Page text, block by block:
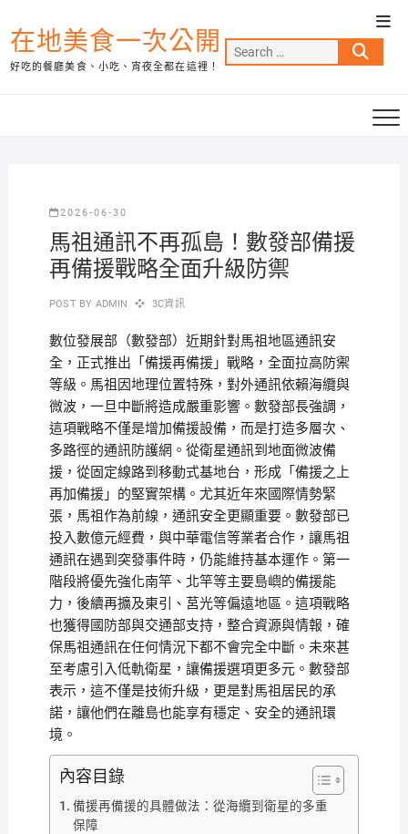
to
content
在地美食一次公開
好吃的餐廳美食、小吃、宵夜全都在這裡！
Search
…
2026-06-30
馬祖通訊不再孤島！數發部備援
再備援戰略全面升級防禦
POST BY ADMIN 3C資訊
數位發展部（數發部）近期針對馬祖地區通訊安
全，正式推出「備援再備援」戰略，全面拉高防禦
等級。馬祖因地理位置特殊，對外通訊依賴海纜與
微波，一旦中斷將造成嚴重影響。數發部長強調，
這項戰略不僅是增加備援設備，而是打造多層次、
多路徑的通訊防護網。從衛星通訊到地面微波備
援，從固定線路到移動式基地台，形成「備援之上
再加備援」的堅實架構。尤其近年來國際情勢緊
張，馬祖作為前線，通訊安全更顯重要。數發部已
投入數億元經費，與中華電信等業者合作，讓馬祖
通訊在遇到突發事件時，仍能維持基本運作。第一
階段將優先強化南竿、北竿等主要島嶼的備援能
力，後續再擴及東引、莒光等偏遠地區。這項戰略
也獲得國防部與交通部支持，整合資源與情報，確
保馬祖通訊在任何情況下都不會完全中斷。未來甚
至考慮引入低軌衛星，讓備援選項更多元。數發部
表示，這不僅是技術升級，更是對馬祖居民的承
諾，讓他們在離島也能享有穩定、安全的通訊環
境。
內容目錄
備援再備援的具體做法：從海纜到衛星的多重
保障